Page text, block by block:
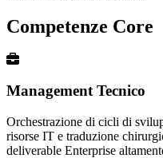
Competenze Core
Management Tecnico
Orchestrazione di cicli di
risorse IT e traduzione
deliverable Enterprise